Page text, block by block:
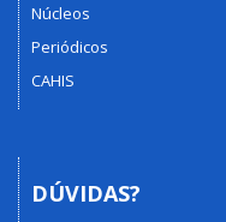
Núcleos
Periódicos
CAHIS
DÚVIDAS?